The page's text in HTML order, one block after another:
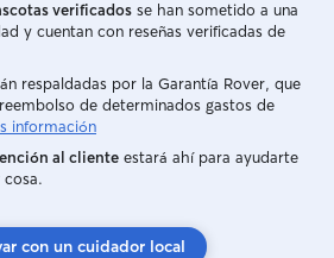
verificados se han sometido a una
y cuentan con reseñas verificadas de
respaldadas por la Garantía Rover, que
de determinados gastos de
información
al cliente estará ahí para ayudarte
cosa.
con un cuidador local